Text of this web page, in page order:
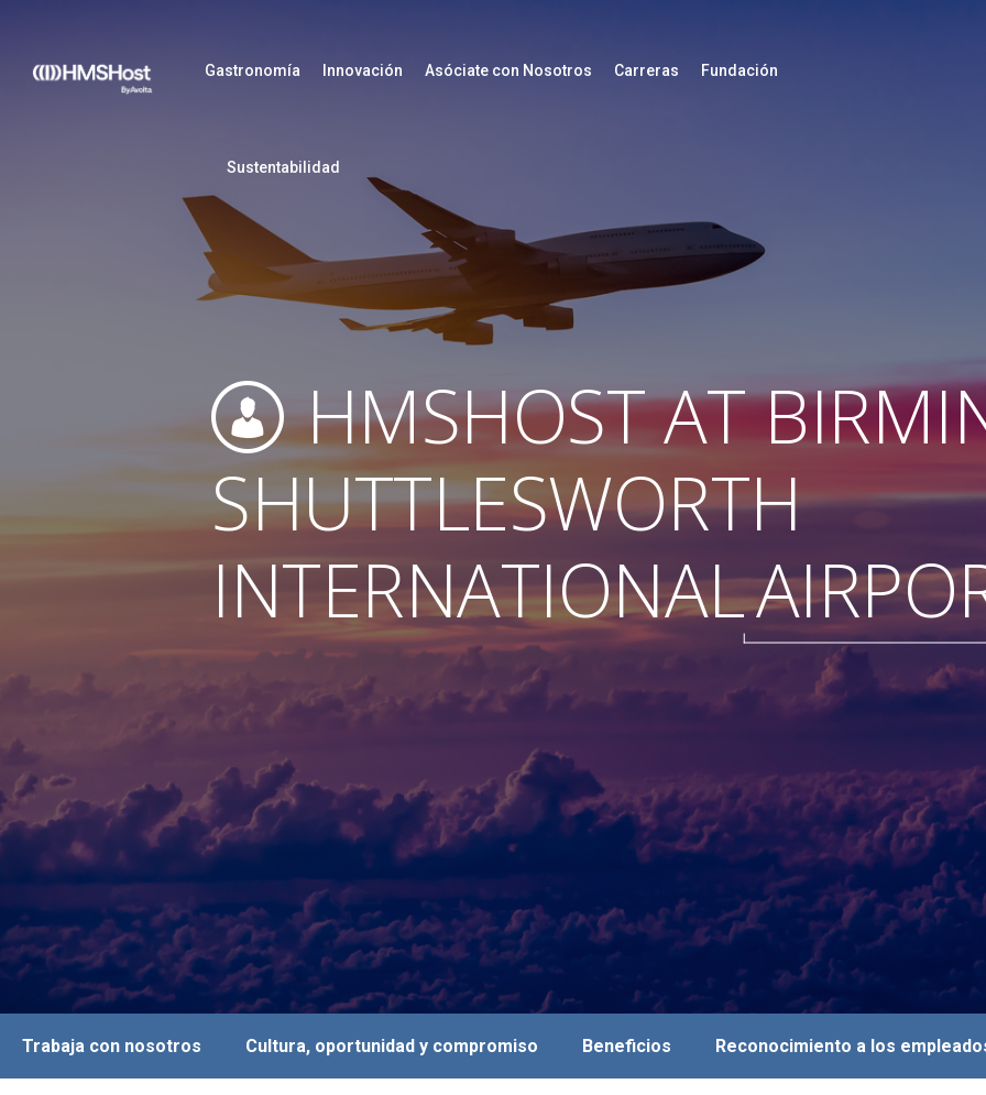
Gastronomía Innovación Asóciate con Nosotros Carreras Fundación
Sustentabilidad
HMSHOST AT
SHUTTLESWORTH
INTERNATIONAL
Trabaja con nosotros Cultura, oportunidad y compromiso Beneficios Reconocimiento a los